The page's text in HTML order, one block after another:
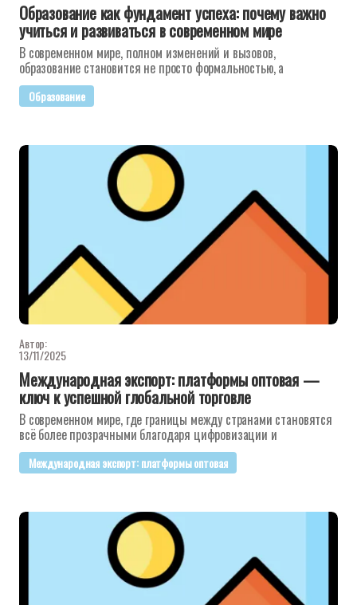
Образование как фундамент успеха: почему важно
учиться и развиваться в современном мире
В современном мире, полном изменений и вызовов,
образование становится не просто формальностью, а
Образование
Автор:
13/11/2025
Международная экспорт: платформы оптовая —
ключ к успешной глобальной торговле
В современном мире, где границы между странами становятся
всё более прозрачными благодаря цифровизации и
Международная экспорт: платформы оптовая